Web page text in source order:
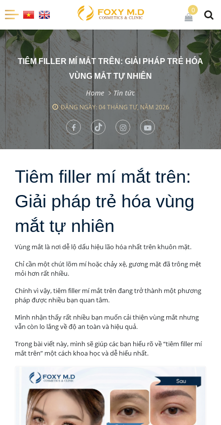
0
TIÊM FILLER MÍ MẮT TRÊN: GIẢI PHÁP TRẺ HÓA
VÙNG MẮT TỰ NHIÊN
Home Tin tức
ĐĂNG NGÀY: 04 THÁNG TƯ, NĂM 2026
Tiêm filler mí mắt trên:
Giải pháp trẻ hóa vùng
mắt tự nhiên
Vùng mắt là nơi dễ lộ dấu hiệu lão hóa nhất trên khuôn mặt.
Chỉ cần một chút lõm mí hoặc chảy xệ, gương mặt đã trông mệt
mỏi hơn rất nhiều.
Chính vì vậy, tiêm filler mí mắt trên đang trở thành một phương
pháp được nhiều bạn quan tâm.
Mình nhận thấy rất nhiều bạn muốn cải thiện vùng mắt nhưng
vẫn còn lo lắng về độ an toàn và hiệu quả.
Trong bài viết này, mình sẽ giúp các bạn hiểu rõ về “tiêm filler mí
mắt trên” một cách khoa học và dễ hiểu nhất.